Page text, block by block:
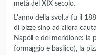
metà del XIX secolo.
L'anno della svolta fu il
di pizze sino ad allora
Napoli e del meridione: la
formaggio e basilico), la